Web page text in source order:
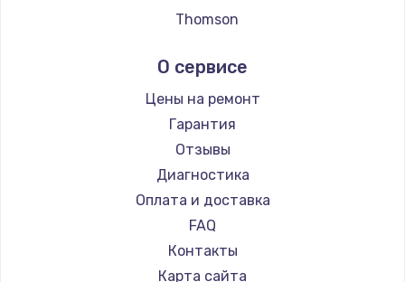
Ремонт пылесосов Doffler
Ремонт пылесосов Bosch
Ремонт пылесосов Elitech
Ремонт пылесосов STIHL
Ремонт пылесосов Kirby
Thomson
lydsto
Atvel
Tineco
Tuvio
Clever clean
DEXP
Haier
Pioneer
Electrolux
О сервисе
Цены на ремонт
Гарантия
Отзывы
Диагностика
Оплата и доставка
FAQ
Контакты
Карта сайта